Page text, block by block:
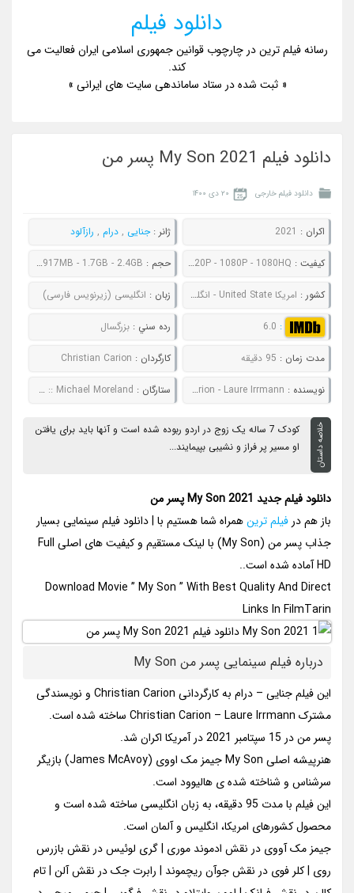
دانلود فیلم
رسانه فیلم ترین در چارچوب قوانین جمهوری اسلامی ایران فعالیت می
کند.
« ثبت شده در ستاد ساماندهی سایت های ایرانی »
دانلود فیلم My Son 2021 پسر من
دانلود فیلم خارجی ۲۰ دی ۱۴۰۰
اکران : 2021 ژانر :جنایی , درام , رازآلود
کيفيت : 480P - 720P - 1080P - 1080HQ حجم : 645MB - 917MB - 1.7GB - 2.4GB
کشور : امریکا United State - انگلیس United Kingdom - آلمان Germany زبان : انگلیسی (زیرنویس فارسی)
:
6.0 رده سني : بزرگسال
مدت زمان : 95 دقیقه کارگردان : Christian Carion
نويسنده : Christian Carion - Laure Irrmann ستارگان : James McAvoy :: Claire Foy :: Tom Cullen :: Gary Lewis :: Michael Moreland
خلاصه داستان
کودک 7 ساله یک زوج در اردو ربوده شده است و آنها باید برای یافتن
او مسیر پر فراز و نشیبی بپیمایند...
دانلود فیلم جدید My Son 2021 پسر من
باز هم درفیلم ترینهمراه شما هستیم با | دانلود فیلم سینمایی بسیار
جذاب پسر من (My Son) با لینک مستقیم و کیفیت های اصلی Full
HD آماده شده است..
Download Movie ” My Son ” With Best Quality And Direct
Links In FilmTarin
درباره فیلم سینمایی پسر من My Son
این فیلم جنایی – درام به کارگردانی Christian Carion و نویسندگی
مشترک Christian Carion – Laure Irrmann ساخته شده است.
پسر من در 15 سپتامبر 2021 در آمریکا اکران شد.
هنرپیشه اصلی My Son جیمز مک اووی (James McAvoy) بازیگر
سرشناس و شناخته شده ی هالیوود است.
این فیلم با مدت 95 دقیقه، به زبان انگلیسی ساخته شده است و
محصول کشورهای امریکا، انگلیس و آلمان است.
جیمز مک آووی در نقش ادموند موری | گری لوئیس در نقش بازرس
روی | کلر فوی در نقش جوآن ریچموند | رابرت جک در نقش آلن | تام